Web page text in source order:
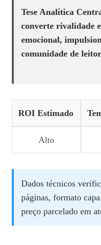
Tese Analítica
converte rivalidade
emocional,
comunidade de
ROI Estimado
Alto
Dados técnicos
páginas, formato
preço parcelado em